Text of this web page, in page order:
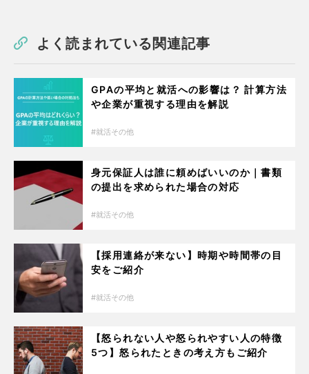
よく読まれている関連記事
GPAの平均と就活への影響は？ 計算方法
や企業が重視する理由を解説
就活その他
身元保証人は誰に頼めばいいのか｜書類
の提出を求められた場合の対応
就活その他
【採用連絡が来ない】時期や時間帯の目
安をご紹介
就活その他
【怒られない人や怒られやすい人の特徴
5つ】怒られたときの考え方もご紹介